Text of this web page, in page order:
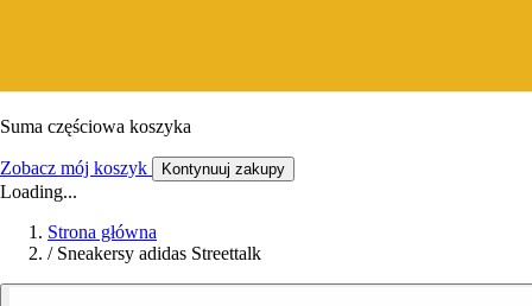
Suma częściowa koszyka
Zobacz mój koszyk Kontynuuj zakupy
Loading...
Strona główna
/ Sneakersy adidas Streettalk